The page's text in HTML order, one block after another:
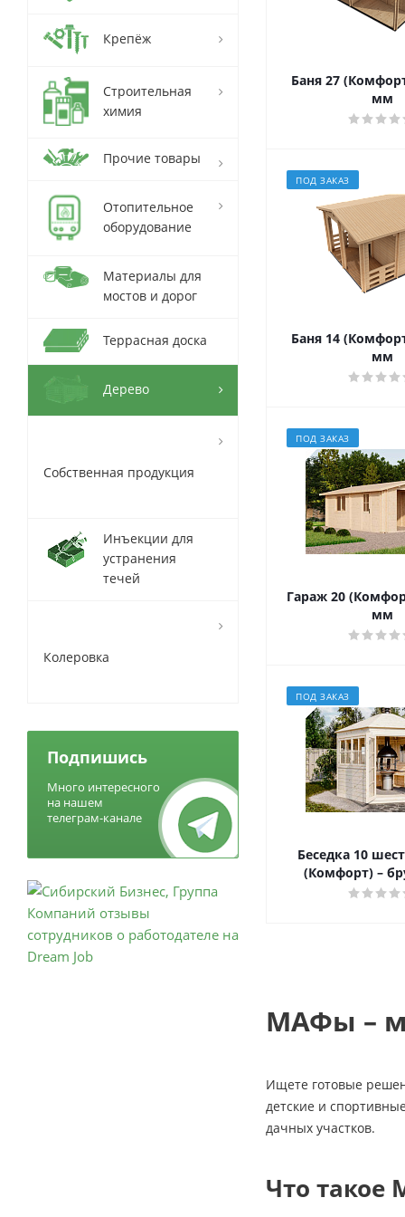
Баня 27
мм
ПОД ЗАКАЗ
Баня 14
мм
ПОД ЗАКАЗ
Гараж 20
мм
ПОД ЗАКАЗ
Беседка 10
(Комфорт) –
МАФы –
Ищете готовые
детские и
дачных участков.
Что
Крепёж
Строительная
химия
Прочие товары
Отопительное
оборудование
Материалы для
мостов и дорог
Террасная доска
Дерево
Собственная продукция
Инъекции для
устранения
течей
Колеровка
Подпишись
Много интересного
на нашем
телеграм-канале